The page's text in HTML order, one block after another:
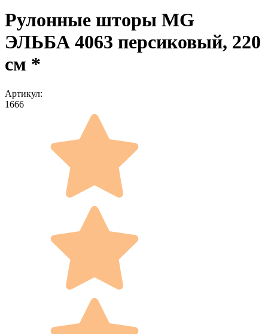
Рулонные шторы MG
ЭЛЬБА 4063 персиковый, 220
см *
Артикул:
1666